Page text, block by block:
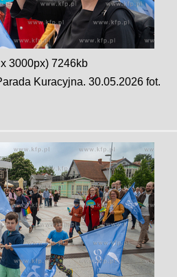
3000px) 7246kb
Kuracyjna. 30.05.2026 fot.